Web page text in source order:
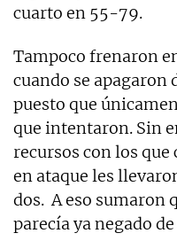
cuarto en 55-79.
Tampoco frenaron
cuando se apagaron
puesto que
que intentaron. Sin
recursos con los
en ataque les
dos. A eso sumaron
parecía ya negado